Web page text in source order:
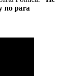
no para